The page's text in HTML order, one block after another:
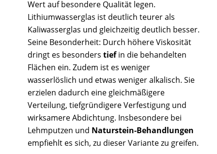
Wert auf besondere Qualität legen.
Lithiumwasserglas ist deutlich teurer als
Kaliwasserglas und gleichzeitig deutlich besser.
Seine Besonderheit: Durch höhere Viskosität
dringt es besonders tiefin die behandelten
Flächen ein. Zudem ist es weniger
wasserlöslich und etwas weniger alkalisch. Sie
erzielen dadurch eine gleichmäßigere
Verteilung, tiefgründigere Verfestigung und
wirksamere Abdichtung. Insbesondere bei
Lehmputzen und Naturstein-Behandlungen
empfiehlt es sich, zu dieser Variante zu greifen.